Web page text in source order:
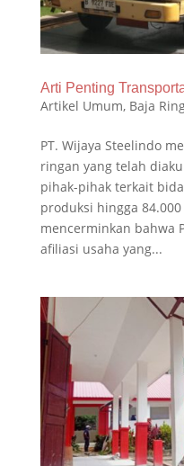
Arti Penting
Artikel Umum, Baja
PT. Wijaya Steelindo
ringan yang telah
pihak-pihak terkait
produksi hingga
mencerminkan bahwa
afiliasi usaha yang...